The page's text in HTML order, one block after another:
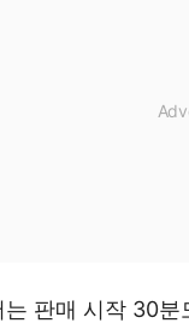
판매 시작 30